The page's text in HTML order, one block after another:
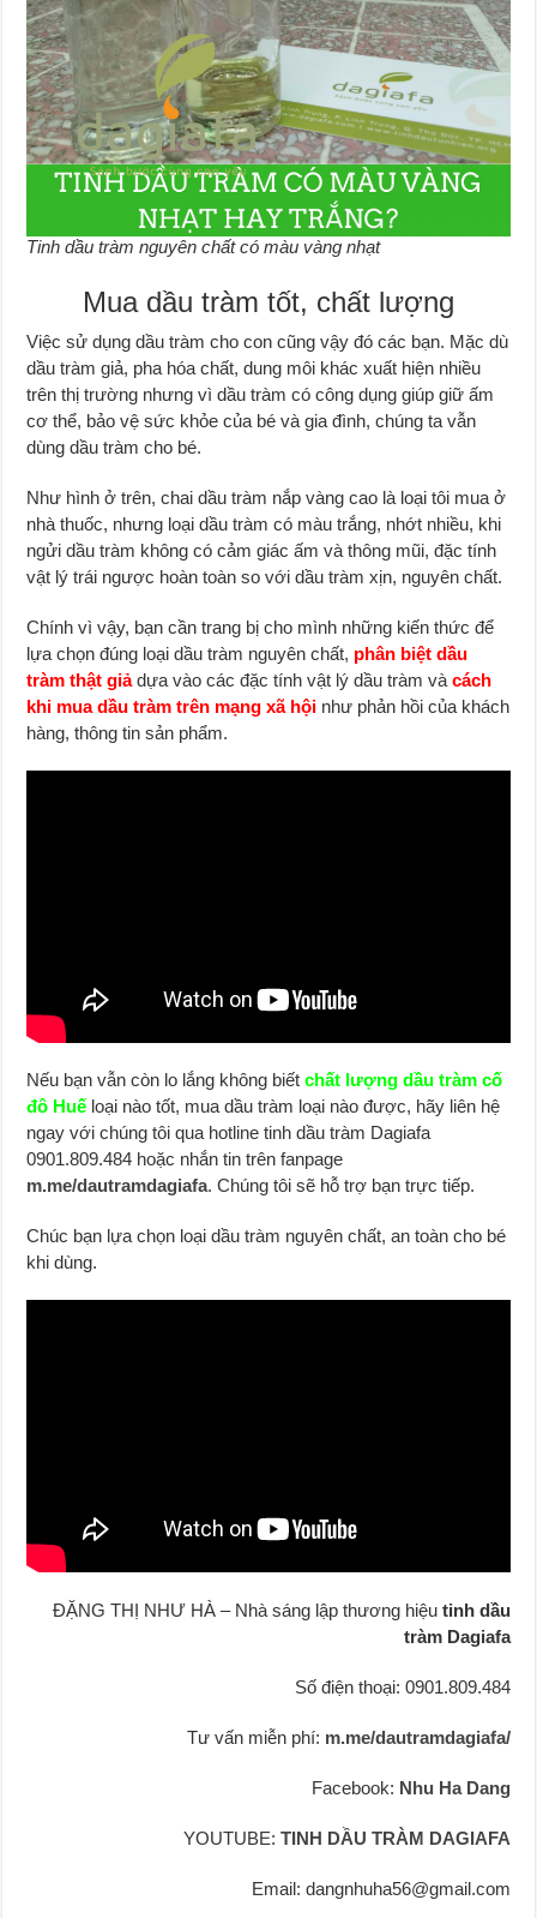
Tinh dầu tràm nguyên chất có màu vàng nhạt
Mua dầu tràm tốt, chất lượng
Việc sử dụng dầu tràm cho con cũng vậy đó các bạn. Mặc dù
dầu tràm giả, pha hóa chất, dung môi khác xuất hiện nhiều
trên thị trường nhưng vì dầu tràm có công dụng giúp giữ ấm
cơ thể, bảo vệ sức khỏe của bé và gia đình, chúng ta vẫn
dùng dầu tràm cho bé.
Như hình ở trên, chai dầu tràm nắp vàng cao là loại tôi mua ở
nhà thuốc, nhưng loại dầu tràm có màu trắng, nhớt nhiều, khi
ngửi dầu tràm không có cảm giác ấm và thông mũi, đặc tính
vật lý trái ngược hoàn toàn so với dầu tràm xịn, nguyên chất.
Chính vì vậy, bạn cần trang bị cho mình những kiến thức để
lựa chọn đúng loại dầu tràm nguyên chất, phân biệt dầu
tràm thật giảdựa vào các đặc tính vật lý dầu tràm và cách
khi mua dầu tràm trên mạng xã hội như phản hồi của khách
hàng, thông tin sản phẩm.
Nếu bạn vẫn còn lo lắng không biếtchất lượng dầu tràm cố
đô Huế loại nào tốt, mua dầu tràm loại nào được, hãy liên hệ
ngay với chúng tôi qua hotline tinh dầu tràm Dagiafa
0901.809.484 hoặc nhắn tin trên fanpage
m.me/dautramdagiafa. Chúng tôi sẽ hỗ trợ bạn trực tiếp.
Chúc bạn lựa chọn loại dầu tràm nguyên chất, an toàn cho bé
khi dùng.
ĐẶNG THỊ NHƯ HÀ – Nhà sáng lập thương hiệu tinh dầu
tràm Dagiafa
Số điện thoại: 0901.809.484
Tư vấn miễn phí: m.me/dautramdagiafa/
Facebook: Nhu Ha Dang
YOUTUBE: TINH DẦU TRÀM DAGIAFA
Email: dangnhuha56@gmail.com